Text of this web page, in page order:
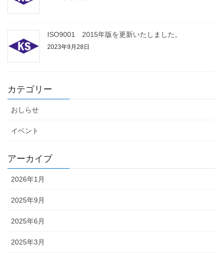
ISO9001 2015年版を更新いたしました。
2023年9月28日
カテゴリー
おしらせ
イベント
アーカイブ
2026年1月
2025年9月
2025年6月
2025年3月